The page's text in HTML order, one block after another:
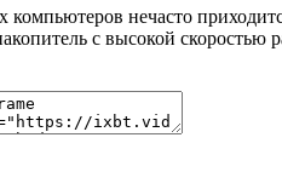
нечасто
с высокой